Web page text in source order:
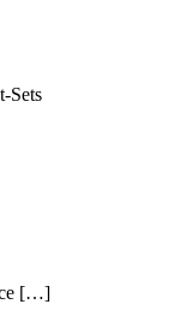
Sets
[…]